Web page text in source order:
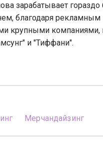
зарабатывает
благодаря рекламным
крупными компаниями,
и "Тиффани".
Мерчандайзинг